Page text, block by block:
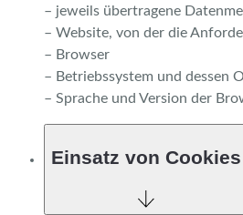
– jeweils übertragene
– Website, von der die
– Browser
– Betriebssystem und dessen
– Sprache und Version der
Einsatz von Cookies